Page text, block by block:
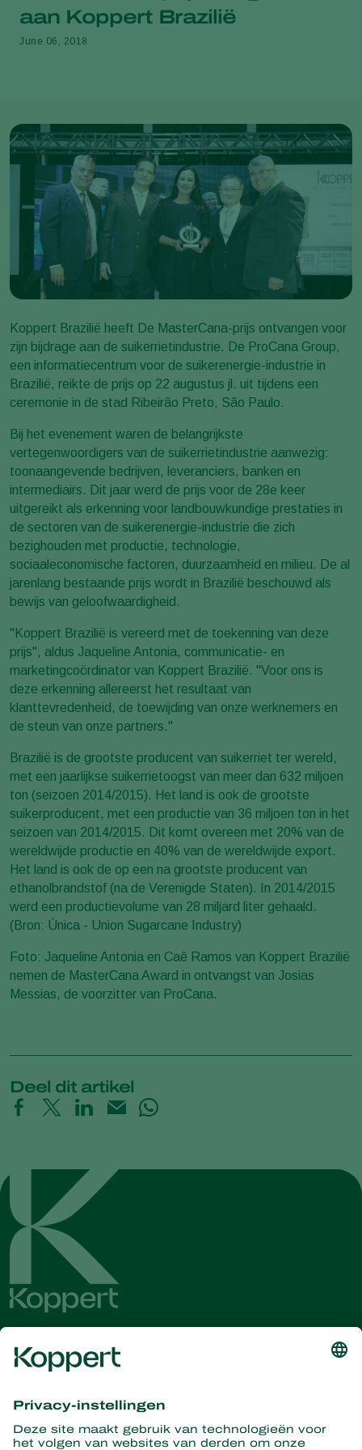
aan Koppert Brazilië
June 06, 2018
Koppert Brazilië heeft De MasterCana-prijs ontvangen voor
zijn bijdrage aan de suikerrietindustrie. De ProCana Group,
een informatiecentrum voor de suikerenergie-industrie in
Brazilië, reikte de prijs op 22 augustus jl. uit tijdens een
ceremonie in de stad Ribeirão Preto, São Paulo.
Bij het evenement waren de belangrijkste
vertegenwoordigers van de suikerrietindustrie aanwezig:
toonaangevende bedrijven, leveranciers, banken en
intermediairs. Dit jaar werd de prijs voor de 28e keer
uitgereikt als erkenning voor landbouwkundige prestaties in
de sectoren van de suikerenergie-industrie die zich
bezighouden met productie, technologie,
sociaaleconomische factoren, duurzaamheid en milieu. De al
jarenlang bestaande prijs wordt in Brazilië beschouwd als
bewijs van geloofwaardigheid.
"Koppert Brazilië is vereerd met de toekenning van deze
prijs", aldus Jaqueline Antonia, communicatie- en
marketingcoördinator van Koppert Brazilië. "Voor ons is
deze erkenning allereerst het resultaat van
klanttevredenheid, de toewijding van onze werknemers en
de steun van onze partners."
Brazilië is de grootste producent van suikerriet ter wereld,
met een jaarlijkse suikerrietoogst van meer dan 632 miljoen
ton (seizoen 2014/2015). Het land is ook de grootste
suikerproducent, met een productie van 36 miljoen ton in het
seizoen van 2014/2015. Dit komt overeen met 20% van de
wereldwijde productie en 40% van de wereldwijde export.
Het land is ook de op een na grootste producent van
ethanolbrandstof (na de Verenigde Staten). In 2014/2015
werd een productievolume van 28 miljard liter gehaald.
(Bron: Única - Union Sugarcane Industry)
Foto: Jaqueline Antonia en Caê Ramos van Koppert Brazilië
nemen de MasterCana Award in ontvangst van Josias
Messias, de voorzitter van ProCana.
Deel dit artikel
Ontvang het laatste nieuws en
informatie
Hier aanmelden